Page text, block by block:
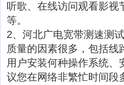
听歌、在线访问观看影视
等。
2、河北广电宽带测速测
质量的因素很多，包括
用户安装何种操作系统
议您在网络非繁忙时间段